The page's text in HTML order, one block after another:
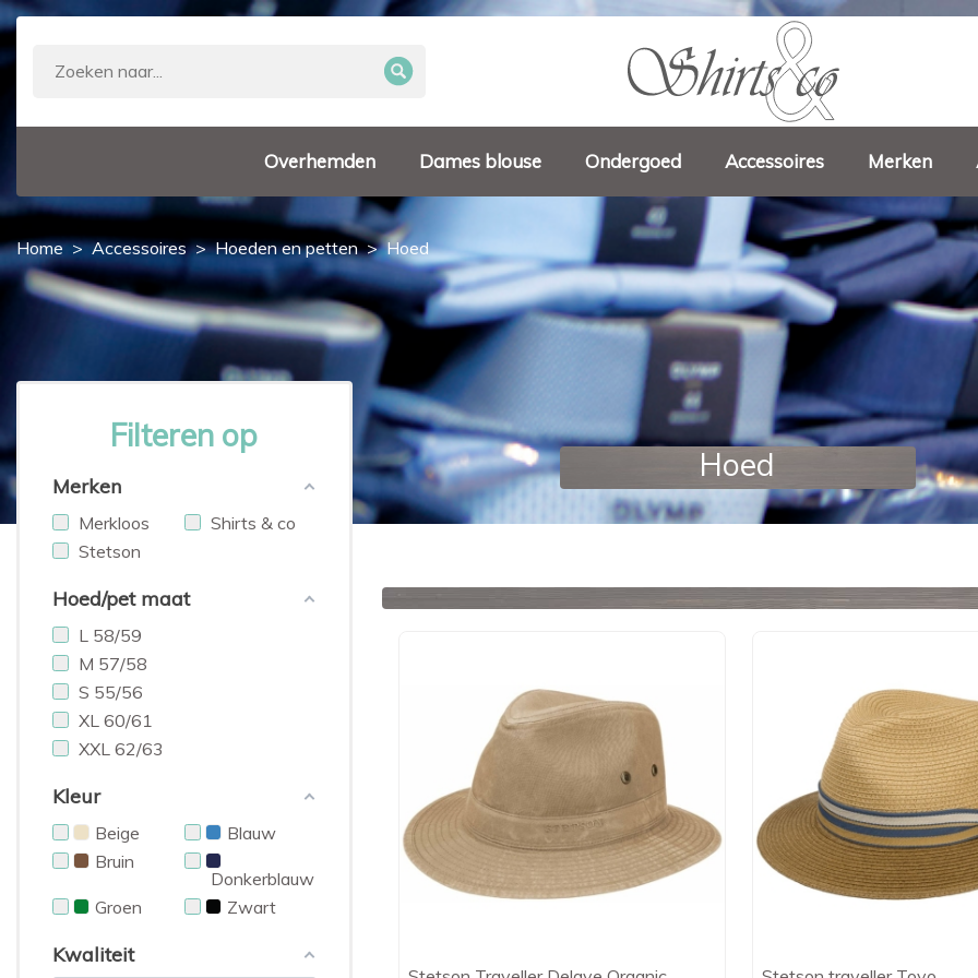
Overhemden Dames blouse Ondergoed Accessoires Merken
Home Accessoires Hoeden en petten Hoed
Filteren op
Merken
Merkloos
Shirts & co
Stetson
Hoed/pet maat
L 58/59
M 57/58
S 55/56
XL 60/61
XXL 62/63
Kleur
Beige
Blauw
Bruin
Donkerblauw
Groen
Zwart
Kwaliteit
Hoed